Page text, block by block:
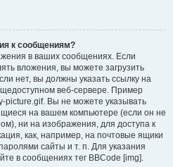
к сообщениям?
в ваших сообщениях. Если
вложения, вы можете загрузить
нет, вы должны указать ссылку на
веб-сервере. Пример
picture.gif. Вы не можете указывать
на вашем компьютере (если он не
ни на изображения, для доступа к
как, например, на почтовые ящики
сайты и т. п. Для указания
в сообщениях тег BBCode [img].